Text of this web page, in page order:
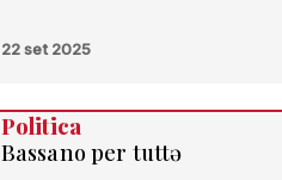
22 set 2025
Politica
Bassano per tuttə